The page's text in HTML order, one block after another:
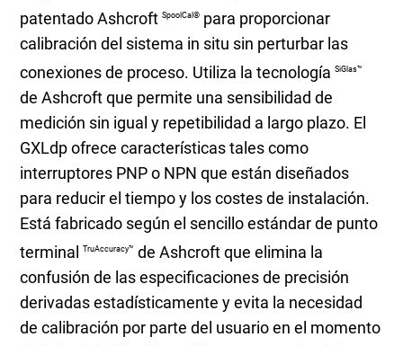
patentado AshcroftSpoolCal® para proporcionar
calibración del sistema in situ sin perturbar las
conexiones de proceso. Utiliza la tecnologíaSiGlas™
de Ashcroft que permite una sensibilidad de
medición sin igual y repetibilidad a largo plazo. El
GXLdp ofrece características tales como
interruptores PNP o NPN que están diseñados
para reducir el tiempo y los costes de instalación.
Está fabricado según el sencillo estándar de punto
terminalTruAccuracy™ de Ashcroft que elimina la
confusión de las especificaciones de precisión
derivadas estadísticamente y evita la necesidad
de calibración por parte del usuario en el momento